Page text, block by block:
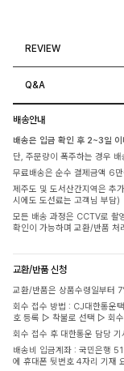
REVIEW
Q&A
배송안내
배송은 입금 확인 후 2~3일
단, 주문량이 폭주하는 경우
무료배송은 순수 결제금액 6
제주도 및 도서산간지역은 추
시에도 도선료는 고객님 부담)
모든 배송 과정은 CCTV로 촬
확인이 가능하며 교환/반품 처
교환/반품 신청
교환/반품은 상품수령일부터
회수 접수 방법 : CJ대한통
호 등록 ▷ 착불로 선택 ▷ 회수
회수 접수 후 대한통운 담당
배송비 입금계좌 : 국민은행
에 휴대폰 뒷번호 4자리 기재